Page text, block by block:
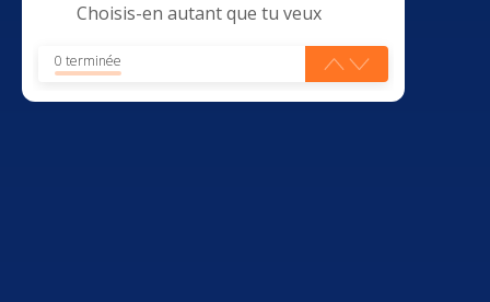
Choisis-en autant que tu veux
0 terminée